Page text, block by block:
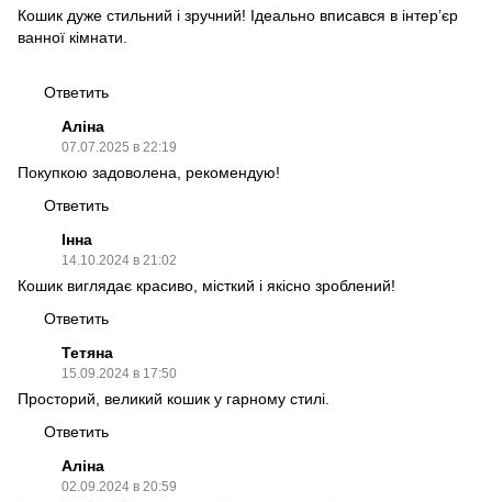
Кошик дуже стильний і зручний! Ідеально вписався в інтер’єр
ванної кімнати.
Ответить
Аліна
07.07.2025 в 22:19
Покупкою задоволена, рекомендую!
Ответить
Інна
14.10.2024 в 21:02
Кошик виглядає красиво, місткий і якісно зроблений!
Ответить
Тетяна
15.09.2024 в 17:50
Просторий, великий кошик у гарному стилі.
Ответить
Аліна
02.09.2024 в 20:59